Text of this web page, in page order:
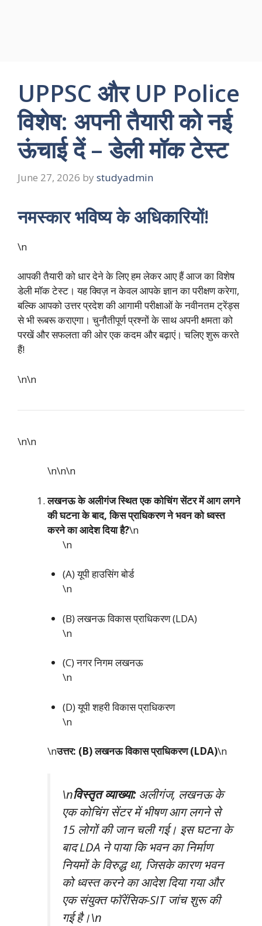
UPPSC और UP Police
विशेष: अपनी तैयारी को नई
ऊंचाई दें – डेली मॉक टेस्ट
June 27, 2026 by studyadmin
नमस्कार भविष्य के अधिकारियों!
\n
आपकी तैयारी को धार देने के लिए हम लेकर आए हैं आज का विशेष
डेली मॉक टेस्ट। यह क्विज़ न केवल आपके ज्ञान का परीक्षण करेगा,
बल्कि आपको उत्तर प्रदेश की आगामी परीक्षाओं के नवीनतम ट्रेंड्स
से भी रूबरू कराएगा। चुनौतीपूर्ण प्रश्नों के साथ अपनी क्षमता को
परखें और सफलता की ओर एक कदम और बढ़ाएं। चलिए शुरू करते
हैं!
\n\n
\n\n
\n\n\n
लखनऊ के अलीगंज स्थित एक कोचिंग सेंटर में आग लगने
की घटना के बाद, किस प्राधिकरण ने भवन को ध्वस्त
करने का आदेश दिया है?\n
\n
(A) यूपी हाउसिंग बोर्ड
\n
(B) लखनऊ विकास प्राधिकरण (LDA)
\n
(C) नगर निगम लखनऊ
\n
(D) यूपी शहरी विकास प्राधिकरण
\n
\nउत्तर: (B) लखनऊ विकास प्राधिकरण (LDA)\n
\nविस्तृत व्याख्या:अलीगंज, लखनऊ के
एक कोचिंग सेंटर में भीषण आग लगने से
15 लोगों की जान चली गई। इस घटना के
बाद LDA ने पाया कि भवन का निर्माण
नियमों के विरुद्ध था, जिसके कारण भवन
को ध्वस्त करने का आदेश दिया गया और
एक संयुक्त फॉरेंसिक-SIT जांच शुरू की
गई है।\n